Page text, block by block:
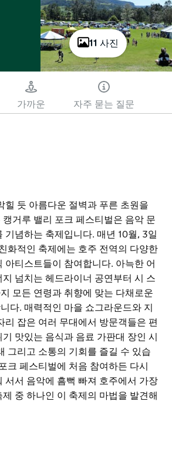
11 사진
가까운 자주 묻는 질문
힐 듯 아름다운 절벽과 푸른 초원을
거루 밸리 포크 페스티벌은 음악 문
기념하는 축제입니다. 매년 10월, 3일
화적인 축제에는 호주 전역의 다양한
아티스트들이 참여합니다. 아늑한 어
넘치는 헤드라이너 공연부터 시 스
모든 연령과 취향에 맞는 다채로운
다. 매력적인 마을 쇼그라운드와 지
리 잡은 여러 무대에서 방문객들은 편
맛있는 음식과 음료 가판대 장인 시
그리고 소통의 기회를 즐길 수 있습
크 페스티벌에 처음 참여하든 다시
서서 음악에 흠뻑 빠져 호주에서 가장
중 하나인 이 축제의 마법을 발견해
캥거루 밸리 포크 페스티벌은 음악 문